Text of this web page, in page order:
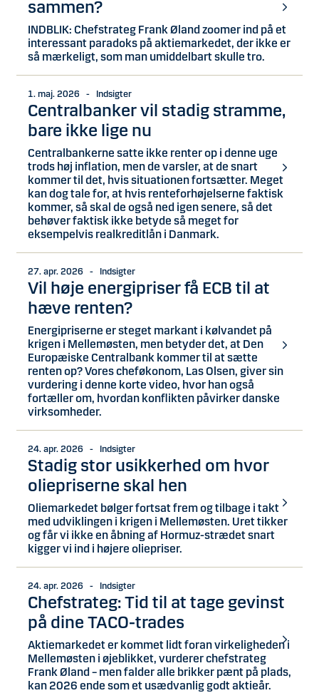
sammen?
INDBLIK: Chefstrateg Frank Øland zoomer ind på et
interessant paradoks på aktiemarkedet, der ikke er
så mærkeligt, som man umiddelbart skulle tro.
1. maj. 2026 - Indsigter
Centralbanker vil stadig stramme,
bare ikke lige nu
Centralbankerne satte ikke renter op i denne uge
trods høj inflation, men de varsler, at de snart
kommer til det, hvis situationen fortsætter. Meget
kan dog tale for, at hvis renteforhøjelserne faktisk
kommer, så skal de også ned igen senere, så det
behøver faktisk ikke betyde så meget for
eksempelvis realkreditlån i Danmark.
27. apr. 2026 - Indsigter
Vil høje energipriser få ECB til at
hæve renten?
Energipriserne er steget markant i kølvandet på
krigen i Mellemøsten, men betyder det, at Den
Europæiske Centralbank kommer til at sætte
renten op? Vores cheføkonom, Las Olsen, giver sin
vurdering i denne korte video, hvor han også
fortæller om, hvordan konflikten påvirker danske
virksomheder.
24. apr. 2026 - Indsigter
Stadig stor usikkerhed om hvor
oliepriserne skal hen
Oliemarkedet bølger fortsat frem og tilbage i takt
med udviklingen i krigen i Mellemøsten. Uret tikker
og får vi ikke en åbning af Hormuz-strædet snart
kigger vi ind i højere oliepriser.
24. apr. 2026 - Indsigter
Chefstrateg: Tid til at tage gevinst
på dine TACO-trades
Aktiemarkedet er kommet lidt foran virkeligheden i
Mellemøsten i øjeblikket, vurderer chefstrateg
Frank Øland – men falder alle brikker pænt på plads,
kan 2026 ende som et usædvanlig godt aktieår.